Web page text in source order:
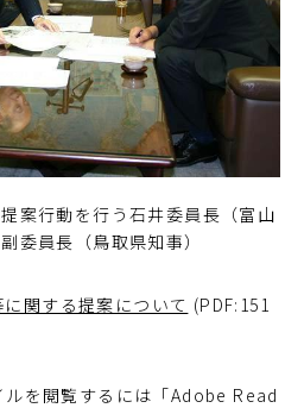
案行動を行う石井委員長（富山
委員長（鳥取県知事）
関する提案について (PDF:151
ルを閲覧するには「Adobe Read